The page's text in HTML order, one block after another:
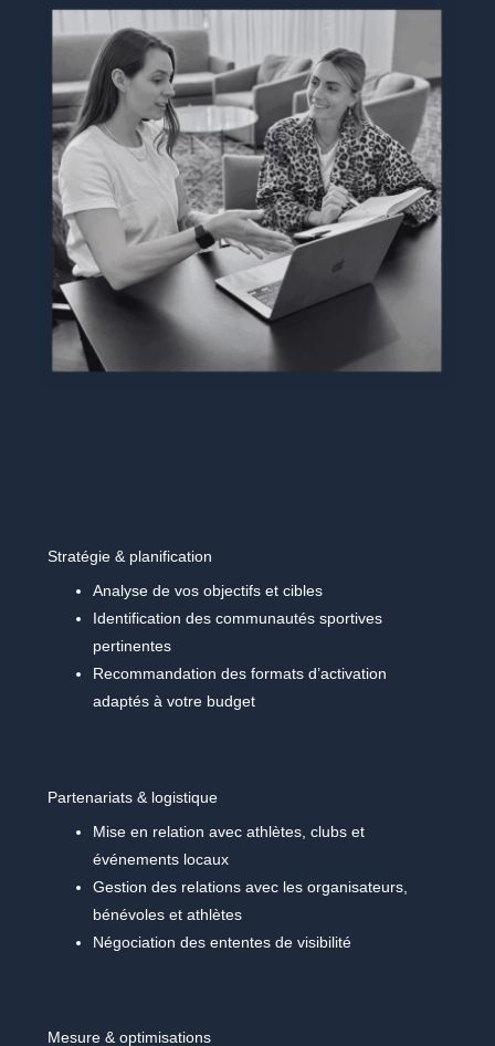
Stratégie & planification
Analyse de vos objectifs et cibles
Identification des communautés sportives
pertinentes
Recommandation des formats d’activation
adaptés à votre budget
Partenariats & logistique
Mise en relation avec athlètes, clubs et
événements locaux
Gestion des relations avec les organisateurs,
bénévoles et athlètes
Négociation des ententes de visibilité
Mesure & optimisations